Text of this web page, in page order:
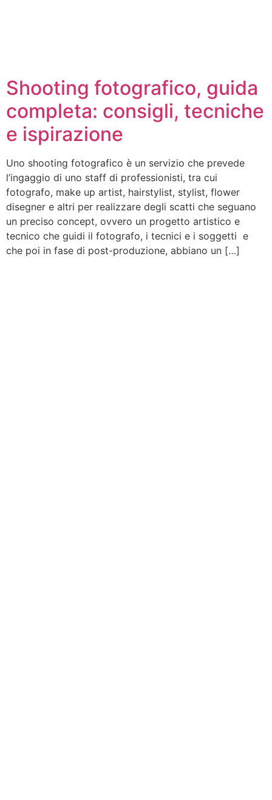
Shooting fotografico, guida
completa: consigli, tecniche
e ispirazione
Uno shooting fotografico è un servizio che prevede
l’ingaggio di uno staff di professionisti, tra cui
fotografo, make up artist, hairstylist, stylist, flower
disegner e altri per realizzare degli scatti che seguano
un preciso concept, ovvero un progetto artistico e
tecnico che guidi il fotografo, i tecnici e i soggetti e
che poi in fase di post-produzione, abbiano un […]